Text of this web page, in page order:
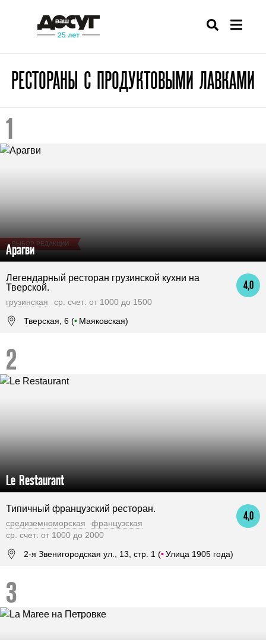
РЕСТОРАНЫ С ПРОДУКТОВЫМИ ЛАВКАМИ
ВЫБОР РЕДАКЦИИ
Арагви
4,0
Легендарный ресторан грузинской кухни на
Тверской.
грузинская
ср. счет: от 1000 до 1500
Тверская, 6 (• Маяковская)
Le Restaurant
4,0
Типичный французский ресторан.
средиземноморская
французская
ср. счет: от 1000 до 2000
2-я Звенигородская ул., 13, стр. 1 (•Улица 1905 года)